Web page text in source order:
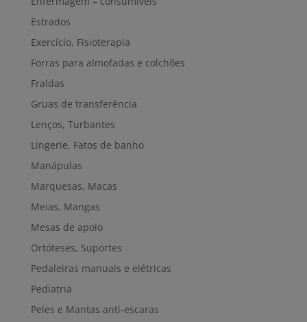
Estrados
Exercício, Fisioterapia
Forras para almofadas e colchões
Fraldas
Gruas de transferência
Lenços, Turbantes
Lingerie, Fatos de banho
Manápulas
Marquesas, Macas
Meias, Mangas
Mesas de apoio
Ortóteses, Suportes
Pedaleiras manuais e elétricas
Pediatria
Peles e Mantas anti-escaras